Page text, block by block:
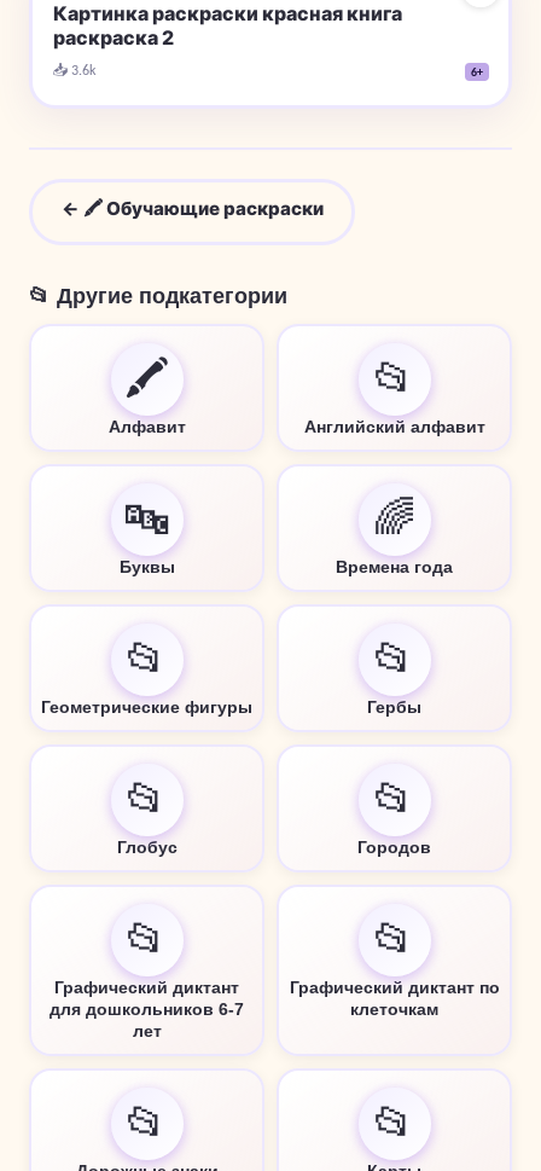
Картинка раскраски красная книга
раскраска 2
📥 3.6k 6+
← 🖍️ Обучающие раскраски
📂 Другие подкатегории
🖍️
Алфавит
📂
Английский алфавит
🔤
Буквы
🌈
Времена года
📂
Геометрические фигуры
📂
Гербы
📂
Глобус
📂
Городов
📂
Графический диктант
для дошкольников 6-7
лет
📂
Графический диктант по
клеточкам
📂 📂